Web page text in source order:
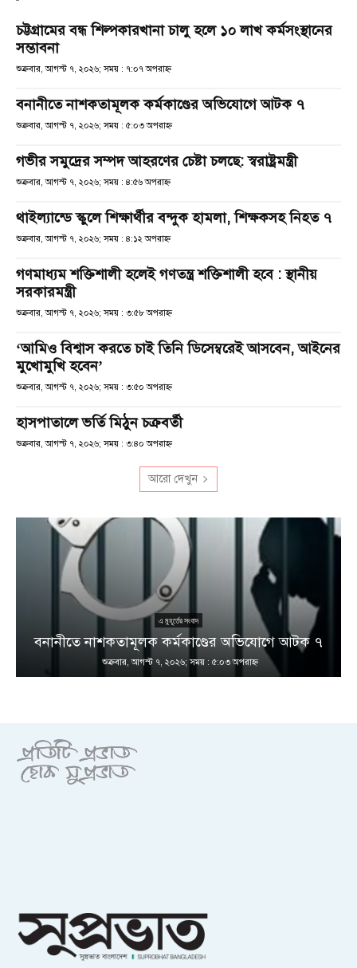
চট্টগ্রামের বন্ধ শিল্পকারখানা চালু হলে ১০ লাখ কর্মসংস্থানের
সম্ভাবনা
শুক্রবার, আগস্ট ৭, ২০২৬; সময় : ৭:০৭ অপরাহ্ণ
বনানীতে নাশকতামূলক কর্মকাণ্ডের অভিযোগে আটক ৭
শুক্রবার, আগস্ট ৭, ২০২৬; সময় : ৫:০৩ অপরাহ্ণ
গভীর সমুদ্রের সম্পদ আহরণের চেষ্টা চলছে: স্বরাষ্ট্রমন্ত্রী
শুক্রবার, আগস্ট ৭, ২০২৬; সময় : ৪:৫৬ অপরাহ্ণ
থাইল্যান্ডে স্কুলে শিক্ষার্থীর বন্দুক হামলা, শিক্ষকসহ নিহত ৭
শুক্রবার, আগস্ট ৭, ২০২৬; সময় : ৪:১২ অপরাহ্ণ
গণমাধ্যম শক্তিশালী হলেই গণতন্ত্র শক্তিশালী হবে : স্থানীয়
সরকারমন্ত্রী
শুক্রবার, আগস্ট ৭, ২০২৬; সময় : ৩:৫৮ অপরাহ্ণ
‘আমিও বিশ্বাস করতে চাই তিনি ডিসেম্বরেই আসবেন, আইনের
মুখোমুখি হবেন’
শুক্রবার, আগস্ট ৭, ২০২৬; সময় : ৩:৫০ অপরাহ্ণ
হাসপাতালে ভর্তি মিঠুন চক্রবর্তী
শুক্রবার, আগস্ট ৭, ২০২৬; সময় : ৩:৪০ অপরাহ্ণ
আরো দেখুন
এ মুহূর্তের সংবাদ
বনানীতে নাশকতামূলক কর্মকাণ্ডের অভিযোগে আটক ৭
শুক্রবার, আগস্ট ৭, ২০২৬; সময় : ৫:০৩ অপরাহ্ণ